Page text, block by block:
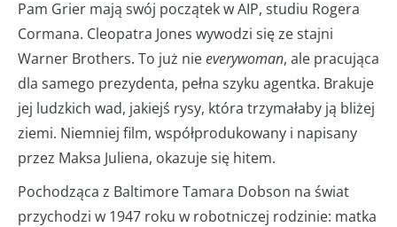
Pam Grier mają swój początek w AIP, studiu Rogera
Cormana. Cleopatra Jones wywodzi się ze stajni
Warner Brothers. To już nieeverywoman, ale pracująca
dla samego prezydenta, pełna szyku agentka. Brakuje
jej ludzkich wad, jakiejś rysy, która trzymałaby ją bliżej
ziemi. Niemniej film, współprodukowany i napisany
przez Maksa Juliena, okazuje się hitem.
Pochodząca z Baltimore Tamara Dobson na świat
przychodzi w 1947 roku w robotniczej rodzinie: matka